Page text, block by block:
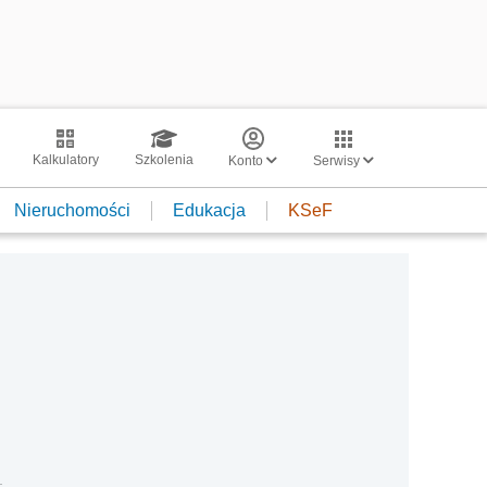
Kalkulatory Szkolenia Konto Serwisy
Nieruchomości Edukacja KSeF